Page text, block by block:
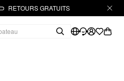
RETOURS GRATUITS